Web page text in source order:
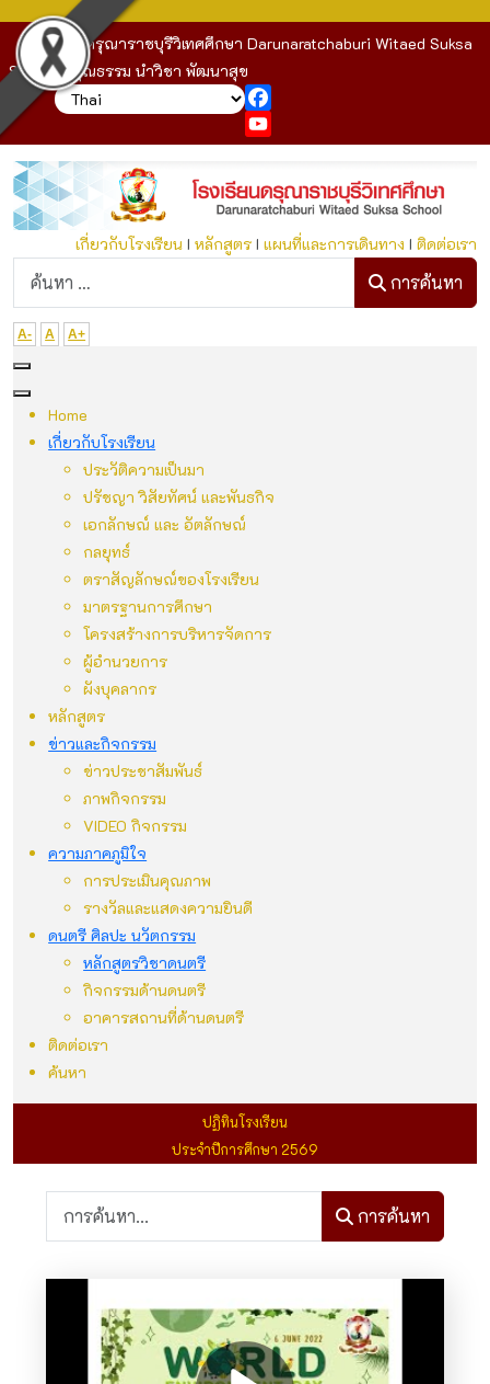
โรงเรียนดรุณาราชบุรีวิเทศศึกษา Darunaratchaburi Witaed Suksa
School : คุณธรรม นำวิชา พัฒนาสุข
YouTube
เกี่ยวกับโรงเรียนI หลักสูตรI แผนที่และการเดินทาง I ติดต่อเรา
ก
การค้นหา
A- A A+
Home
เกี่ยวกับโรงเรียน
ประวัติความเป็นมา
ปรัชญา วิสัยทัศน์ และพันธกิจ
เอกลักษณ์ และ อัตลักษณ์
กลยุทธ์
ตราสัญลักษณ์ของโรงเรียน
มาตรฐานการศึกษา
โครงสร้างการบริหารจัดการ
ผู้อำนวยการ
ผังบุคลากร
หลักสูตร
ข่าวและกิจกรรม
ข่าวประชาสัมพันธ์
ภาพกิจกรรม
VIDEO กิจกรรม
ความภาคภูมิใจ
การประเมินคุณภาพ
รางวัลและแสดงความยินดี
ดนตรี ศิลปะ นวัตกรรม
หลักสูตรวิชาดนตรี
กิจกรรมด้านดนตรี
อาคารสถานที่ด้านดนตรี
ติดต่อเรา
ค้นหา
ปฏิทินโรงเรียน
ประจำปีการศึกษา 2569
การค้นหา